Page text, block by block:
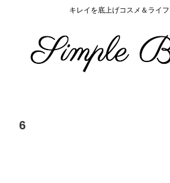
キレイを底上げコスメ＆ライ
6